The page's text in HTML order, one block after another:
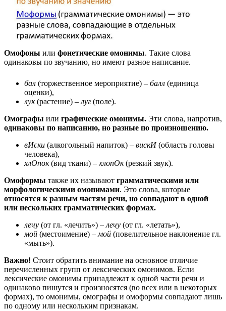
Омофоны или фонетические омонимы. Такие слова
одинаковы по звучанию, но имеют разное написание.
бал (торжественное мероприятие) – балл (единица
оценки),
лук(растение) – луг (поле).
Омографы или графические омонимы. Эти слова, напротив,
одинаковы по написанию, но разные по произношению.
вИски (алкогольный напиток) – вискИ(область головы
человека),
хлОпок(вид ткани) – хлопОк(резкий звук).
Омоформы также их называют грамматическими или
морфологическими омонимами. Это слова, которые
относятся к разным частям речи, но совпадают в одной
или нескольких грамматических формах.
лечу (от гл. «лечить») – лечу (от гл. «летать»),
мой (местоимение) – мой (повелительное наклонение гл.
«мыть»).
Важно! Стоит обратить внимание на основное отличие
перечисленных групп от лексических омонимов. Если
лексические омонимы принадлежат к одной части речи и
одинаково пишутся и произносятся (во всех или в некоторых
формах), то омонимы, омографы и омоформы совпадают лишь
по одному или нескольким признакам.